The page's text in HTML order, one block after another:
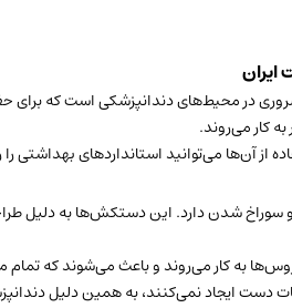
جوانان و بانوان دکتر اسکات بسته 50 عددی یکی از محصولات ضروری
کار می‌روند.
آن‌ها می‌توانید استانداردهای بهداشتی را
و سوراخ شدن دارد. این دستکش‌ها به دلیل
به کار می‌روند و باعث می‌شوند که
دست ایجاد نمی‌کنند، به همین دلیل